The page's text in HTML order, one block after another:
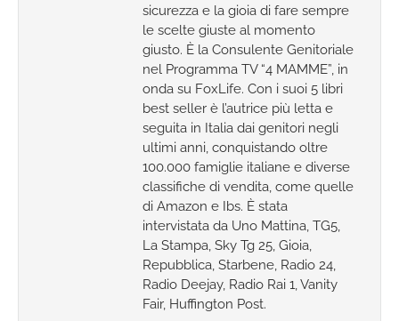
sicurezza e la gioia di fare sempre
le scelte giuste al momento
giusto. È la Consulente Genitoriale
nel Programma TV “4 MAMME”, in
onda su FoxLife. Con i suoi 5 libri
best seller è l’autrice più letta e
seguita in Italia dai genitori negli
ultimi anni, conquistando oltre
100.000 famiglie italiane e diverse
classifiche di vendita, come quelle
di Amazon e Ibs. È stata
intervistata da Uno Mattina, TG5,
La Stampa, Sky Tg 25, Gioia,
Repubblica, Starbene, Radio 24,
Radio Deejay, Radio Rai 1, Vanity
Fair, Huffington Post.